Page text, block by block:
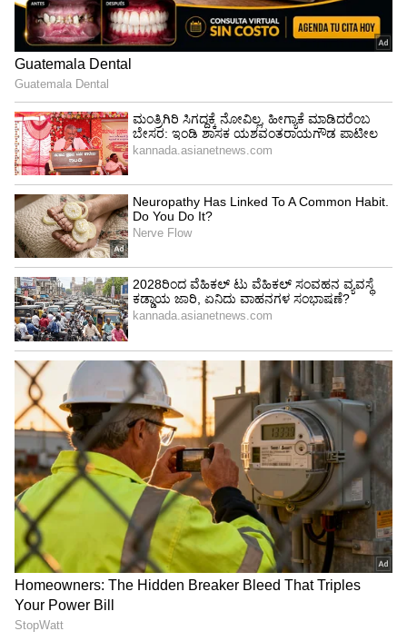
ಅಥವಾ ಆಮ್ಲಾದಂತಹ ಎಣ್ಣೆಯನ್ನು ಸ್ವಲ್ಪ ಬಿಸಿ ಮಾಡಿ. ಇದು
ಪೋಷಕಾಂಶಗಳು ನೆತ್ತಿಯನ್ನು ಬೇಗನೆ ಭೇದಿಸಲು ಸಹಾಯ
ಮಾಡುತ್ತದೆ ಮತ್ತು ರಕ್ತ ಪರಿಚಲನೆ ಹೆಚ್ಚಿಸುತ್ತದೆ.
ಕೂದಲನ್ನು ಭಾಗಗಳಾಗಿ ವಿಂಗಡಿಸಿ:ಕೂದಲನ್ನು ಬೇರೆ ಬೇರೆ
ಭಾಗಗಳಾಗಿ ವಿಂಗಡಿಸಿ ಮತ್ತು ಬೆರಳುಗಳು ಅಥವಾ ಹತ್ತಿಯ
ಸಹಾಯದಿಂದ ಎಣ್ಣೆಯನ್ನು ಹಚ್ಚಿ. ಇದು ಎಣ್ಣೆಯು
ಪ್ರತಿಯೊಂದು ಭಾಗವನ್ನು ಸರಿಯಾಗಿ ತಲುಪುವುದನ್ನು
ಖಚಿತಪಡಿಸುತ್ತದೆ.
ನೆತ್ತಿಗೆ ಮಸಾಜ್ ಮಾಡಿ:ನಿಮ್ಮ ಬೆರಳುಗಳಿಂದ ವೃತ್ತಾಕಾರದ
ಚಲನೆಯಲ್ಲಿ ಮಸಾಜ್ ಮಾಡಿ. 10-15 ನಿಮಿಷಗಳ ಕಾಲ
ಮಸಾಜ್ ಮಾಡುವುದರಿಂದ ಕೂದಲಿನ ಬೇರುಗಳಿಗೆ ರಕ್ತದ
ಹರಿವು ಹೆಚ್ಚಾಗುತ್ತದೆ ಮತ್ತು ಬೆಳವಣಿಗೆ ಸುಧಾರಿಸುತ್ತದೆ.
LATEST VIDEOS
"ರಾಜಕೀಯ ಬೇಡ, ಸಿನಿಮಾನೇ ಪ್ರಾಣ":
ಕನಕೋತ್ಸವದಲ್ಲಿ ರಿಷಬ್ ಶೆಟ್ಟಿ | Rishab
Shetty speech | Suvarna News
ಶೇ.50 ರಿಂದ ಶೇ.18 ಕ್ಕೆ TAX ಇಳಿಕೆ: ಮೋದಿ-
ಟ್ರಂಪ್ ಐತಿಹಾಸಿಕ ಒಪ್ಪಂದ | India US
Trade Deal | Party Rounds